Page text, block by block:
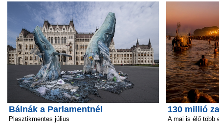
Bálnák a Parlamentnél
Plasztikmentes július
130 millió
A mai is élő több